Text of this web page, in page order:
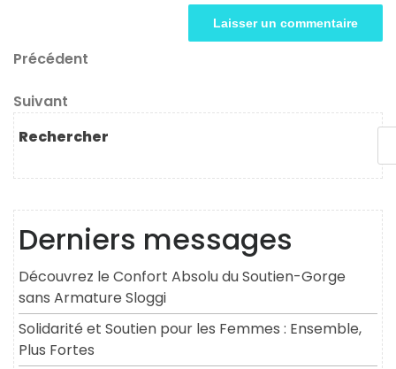
Navigation
de
l’article
Article
Précédent
Article
suivant
Suivant
Rechercher
Derniers messages
Découvrez le Confort Absolu du Soutien-Gorge
sans Armature Sloggi
Solidarité et Soutien pour les Femmes : Ensemble,
Plus Fortes